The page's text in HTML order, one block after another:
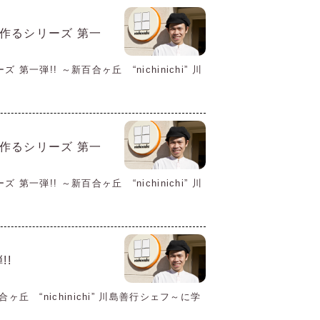
るシリーズ 第一
ズ 第一弾!! ～新百合ヶ丘 “nichinichi” 川
るシリーズ 第一
ズ 第一弾!! ～新百合ヶ丘 “nichinichi” 川
!!
ヶ丘 “nichinichi” 川島善行シェフ～に学